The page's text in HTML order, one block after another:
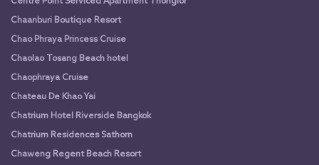
Chaanburi Boutique Resort
Chao Phraya Princess Cruise
Chaolao Tosang Beach hotel
Chaophraya Cruise
Chateau De Khao Yai
Chatrium Hotel Riverside Bangkok
Chatrium Residences Sathorn
Chaweng Regent Beach Resort